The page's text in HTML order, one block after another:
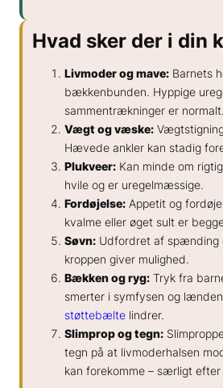
Hvad sker der i din
Livmoder og mave: Barnets
bækkenbunden. Hyppige
sammentrækninger er normalt.
Vægt og væske:
Hævede ankler kan stadig
Plukveer: Kan minde om
hvile og er uregelmæssige.
Fordøjelse: Appetit og
kvalme eller øget sult er
Søvn: Udfordret af spænding
kroppen giver mulighed.
Bækken og ryg: Tryk fra
smerter i symfysen og
støttebælte lindrer.
Slimprop og tegn:
tegn på at livmoderhalsen
kan forekomme – særligt efter